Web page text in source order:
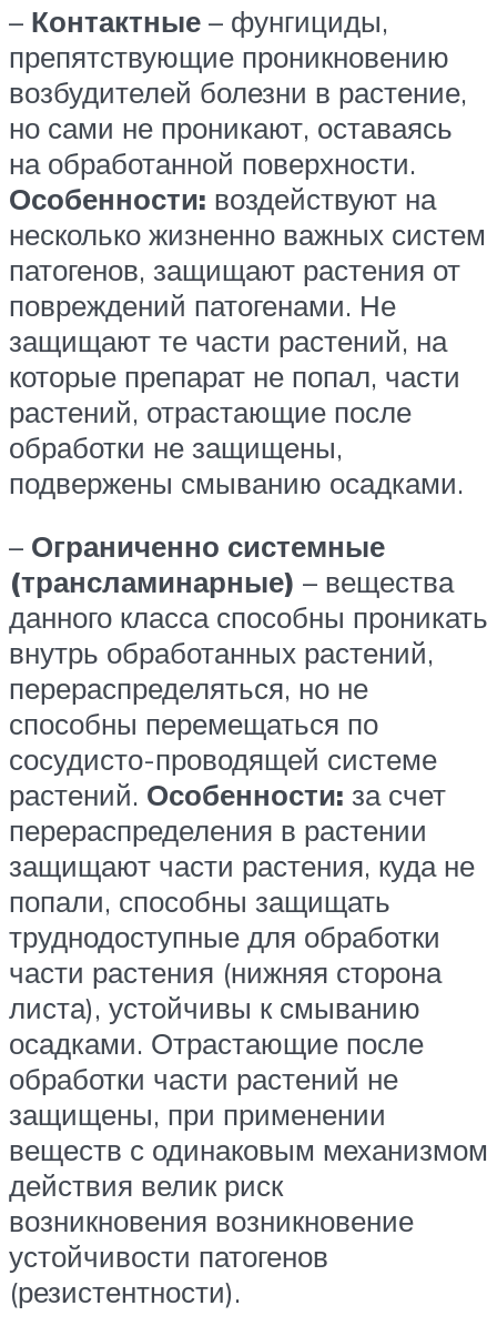
– Контактные – фунгициды,
препятствующие проникновению
возбудителей болезни в растение,
но сами не проникают, оставаясь
на обработанной поверхности.
Особенности: воздействуют на
несколько жизненно важных систем
патогенов, защищают растения от
повреждений патогенами. Не
защищают те части растений, на
которые препарат не попал, части
растений, отрастающие после
обработки не защищены,
подвержены смыванию осадками.
– Ограниченно системные
(трансламинарные) – вещества
данного класса способны проникать
внутрь обработанных растений,
перераспределяться, но не
способны перемещаться по
сосудисто-проводящей системе
растений. Особенности: за счет
перераспределения в растении
защищают части растения, куда не
попали, способны защищать
труднодоступные для обработки
части растения (нижняя сторона
листа), устойчивы к смыванию
осадками. Отрастающие после
обработки части растений не
защищены, при применении
веществ с одинаковым механизмом
действия велик риск
возникновения возникновение
устойчивости патогенов
(резистентности).